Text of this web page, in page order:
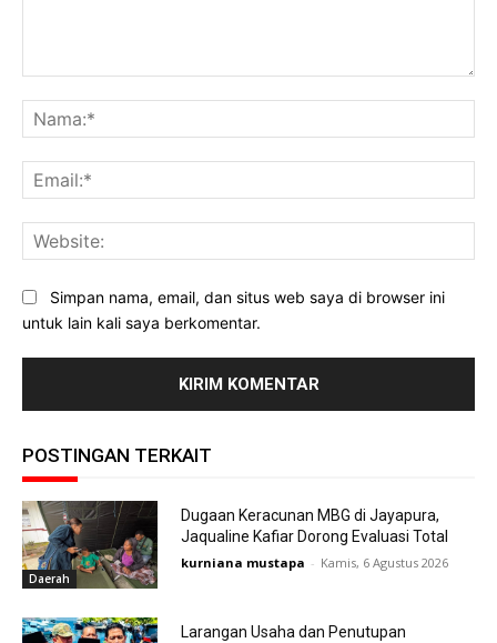
Simpan nama, email, dan situs web saya di browser ini
untuk lain kali saya berkomentar.
POSTINGAN TERKAIT
Daerah
Dugaan Keracunan MBG di Jayapura,
Jaqualine Kafiar Dorong Evaluasi Total
kurniana mustapa - Kamis, 6 Agustus 2026
Larangan Usaha dan Penutupan